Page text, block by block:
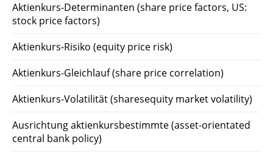
Aktienkurs-Determinanten (share price factors, US:
stock price factors)
Aktienkurs-Risiko (equity price risk)
Aktienkurs-Gleichlauf (share price correlation)
Aktienkurs-Volatilität (sharesequity market volatility)
Ausrichtung aktienkursbestimmte (asset-orientated
central bank policy)